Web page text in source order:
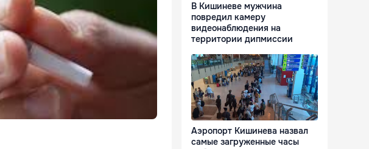
В Кишиневе мужчина
повредил камеру
видеонаблюдения на
территории дипмиссии
Аэропорт Кишинева назвал
самые загруженные часы